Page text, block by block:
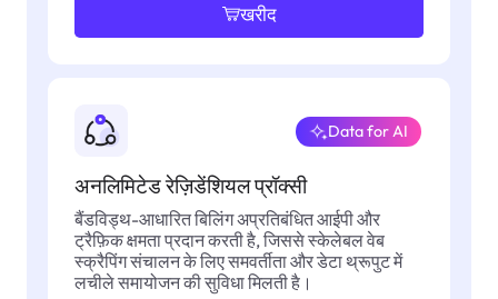
खरीद
अनलिमिटेड रेज़िडेंशियल प्रॉक्सी
Data for AI
बैंडविड्थ-आधारित बिलिंग अप्रतिबंधित आईपी और
ट्रैफ़िक क्षमता प्रदान करती है, जिससे स्केलेबल वेब
स्क्रैपिंग संचालन के लिए समवर्तीता और डेटा थ्रूपुट में
लचीले समायोजन की सुविधा मिलती है।